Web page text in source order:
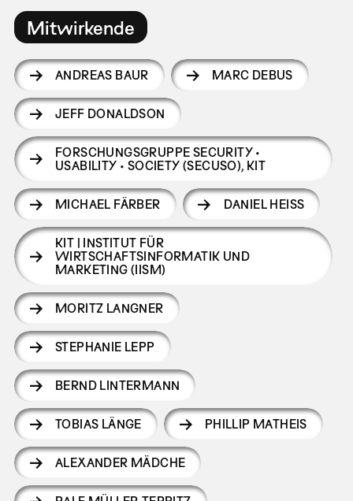
Mitwirkende
ANDREAS BAUR MARC DEBUS
JEFF DONALDSON
FORSCHUNGSGRUPPE SECURITY •
USABILITY • SOCIETY (SECUSO), KIT
MICHAEL FÄRBER DANIEL HEISS
KIT | INSTITUT FÜR
WIRTSCHAFTSINFORMATIK UND
MARKETING (IISM)
MORITZ LANGNER
STEPHANIE LEPP
BERND LINTERMANN
TOBIAS LÄNGE PHILLIP MATHEIS
ALEXANDER MÄDCHE